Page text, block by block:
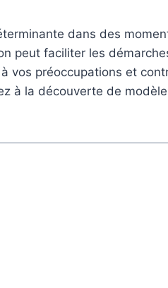
dans des
peut faciliter les
vos préoccupations et
à la découverte de